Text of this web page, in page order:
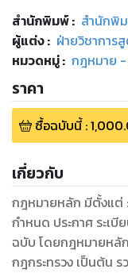
สำนักพิมพ์: สำนักพิ
ผู้แต่ง : ฝ่ายวิชาการ
หมวดหมู่: กฎหมาย
ราคา
ซื้อฉบับนี้:
เกี่ยวกับ
กฎหมายหลัก มีตั้งแต่ :
กำหนด ประกาศ ระเบี
ฉบับ โดยกฎหมายหลั
กฎกระทรวง เป็นต้น